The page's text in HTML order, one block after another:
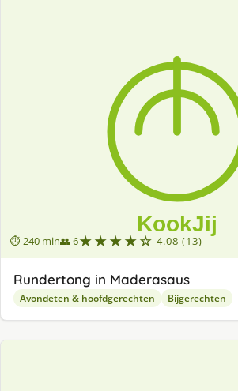
⏱ 240 min👥 6★★★★☆ 4.08 (13)
Rundertong in Maderasaus
Avondeten & hoofdgerechten Bijgerechten